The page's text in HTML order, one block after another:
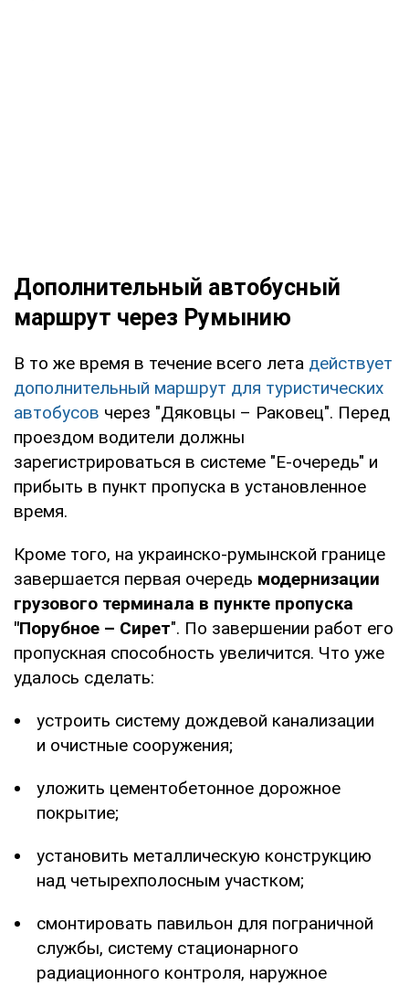
Дополнительный автобусный
маршрут через Румынию
В то же время в течение всего лета действует
дополнительный маршрут для туристических
автобусов через "Дяковцы – Раковец". Перед
проездом водители должны
зарегистрироваться в системе "Е-очередь" и
прибыть в пункт пропуска в установленное
время.
Кроме того, на украинско-румынской границе
завершается первая очередь модернизации
грузового терминала в пункте пропуска
"Порубное – Сирет". По завершении работ его
пропускная способность увеличится. Что уже
удалось сделать:
устроить систему дождевой канализации
и очистные сооружения;
уложить цементобетонное дорожное
покрытие;
установить металлическую конструкцию
над четырехполосным участком;
смонтировать павильон для пограничной
службы, систему стационарного
радиационного контроля, наружное